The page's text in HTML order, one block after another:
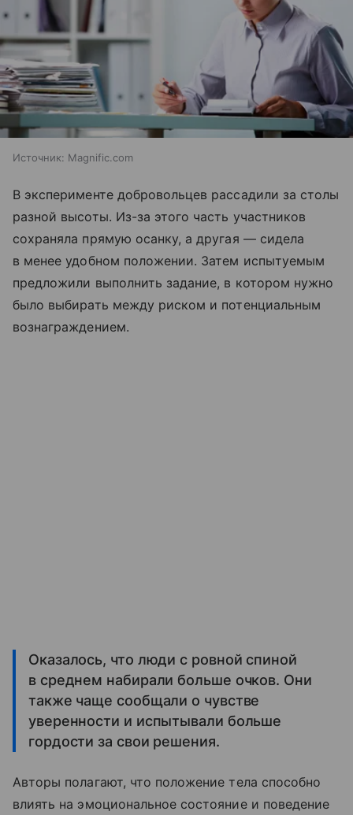
Источник: Magnific.com
В эксперименте добровольцев рассадили за столы
разной высоты. Из-за этого часть участников
сохраняла прямую осанку, а другая — сидела
в менее удобном положении. Затем испытуемым
предложили выполнить задание, в котором нужно
было выбирать между риском и потенциальным
вознаграждением.
Оказалось, что люди с ровной спиной
в среднем набирали больше очков. Они
также чаще сообщали о чувстве
уверенности и испытывали больше
гордости за свои решения.
Авторы полагают, что положение тела способно
влиять на эмоциональное состояние и поведение